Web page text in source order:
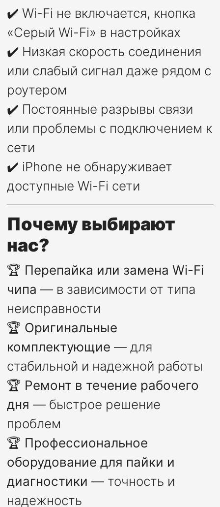
✔️ Wi-Fi не включается, кнопка
«Серый Wi-Fi» в настройках
✔️ Низкая скорость соединения
или слабый сигнал даже рядом с
роутером
✔️ Постоянные разрывы связи
или проблемы с подключением к
сети
✔️ iPhone не обнаруживает
доступные Wi-Fi сети
Почему выбирают
нас?
🏆 Перепайка или замена Wi-Fi
чипа — в зависимости от типа
неисправности
🏆 Оригинальные
комплектующие — для
стабильной и надежной работы
🏆 Ремонт в течение рабочего
дня — быстрое решение
проблем
🏆 Профессиональное
оборудование для пайки и
диагностики — точность и
надежность